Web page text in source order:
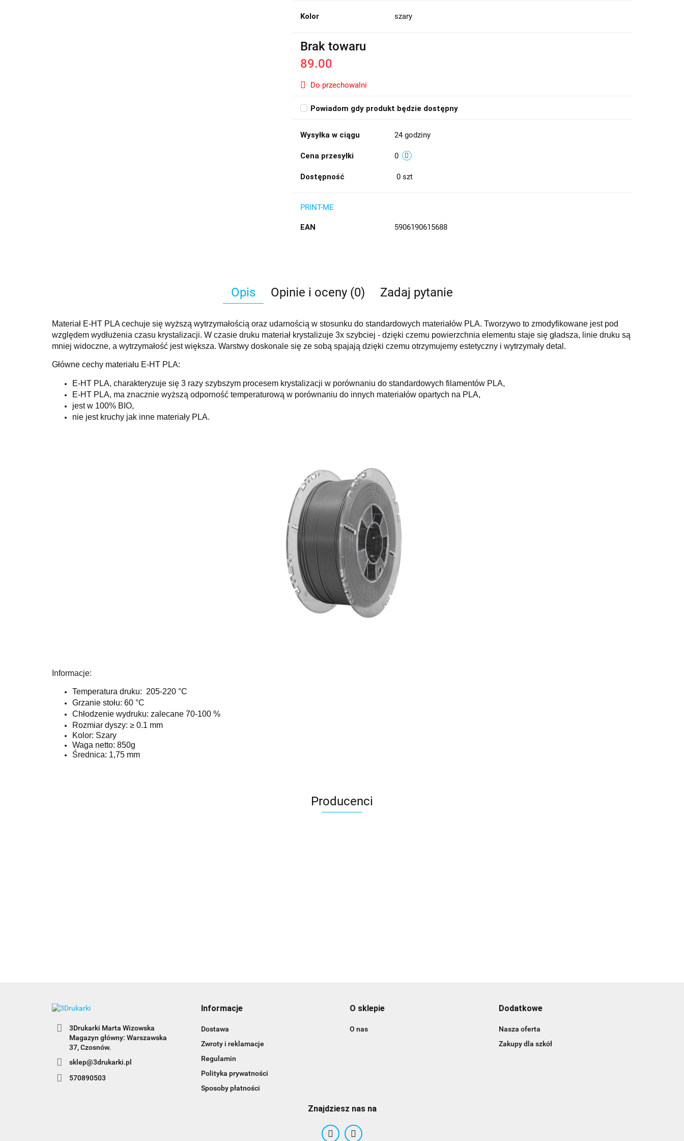
Kolor szary
Brak towaru
89.00
Do przechowalni
Powiadom gdy produkt będzie dostępny
Wysyłka w ciągu 24 godziny
Cena przesyłki 0
Dostępność 0 szt
PRINT-ME
EAN 5906190615688
Opis Opinie i oceny (0) Zadaj pytanie
Materiał E-HT PLA cechuje się wyższą wytrzymałością oraz udarnością w stosunku do standardowych materiałów PLA. Tworzywo to zmodyfikowane jest pod
względem wydłużenia czasu krystalizacji. W czasie druku materiał krystalizuje 3x szybciej - dzięki czemu powierzchnia elementu staje się gładsza, linie druku są
mniej widoczne, a wytrzymałość jest większa. Warstwy doskonale się ze sobą spajają dzięki czemu otrzymujemy estetyczny i wytrzymały detal.
Główne cechy materiału E-HT PLA:
E-HT PLA, charakteryzuje się 3 razy szybszym procesem krystalizacji w porównaniu do standardowych filamentów PLA,
E-HT PLA, ma znacznie wyższą odporność temperaturową w porównaniu do innych materiałów opartych na PLA,
jest w 100% BIO,
nie jest kruchy jak inne materiały PLA.
Informacje:
Temperatura druku: 205-220 °C
Grzanie stołu: 60 °C
Chłodzenie wydruku: zalecane 70-100 %
Rozmiar dyszy: ≥ 0.1 mm
Kolor: Szary
Waga netto: 850g
Średnica: 1,75 mm
Producenci
3Drukarki Marta Wizowska
Magazyn główny: Warszawska
sklep@3drukarki.pl
570890503
Informacje
Dostawa
Zwroty i reklamacje
Regulamin
Polityka prywatności
Sposoby płatności
O sklepie
O nas
Dodatkowe
Nasza oferta
Zakupy dla szkół
Znajdziesz nas na